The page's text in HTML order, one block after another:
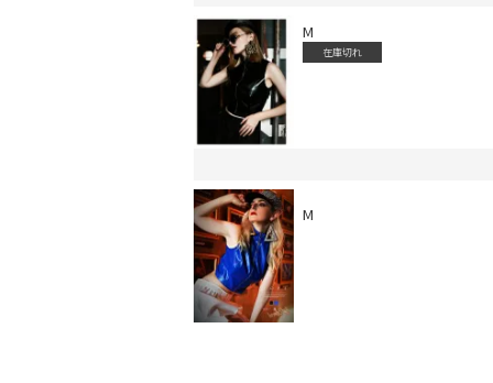
M
在庫切れ
M